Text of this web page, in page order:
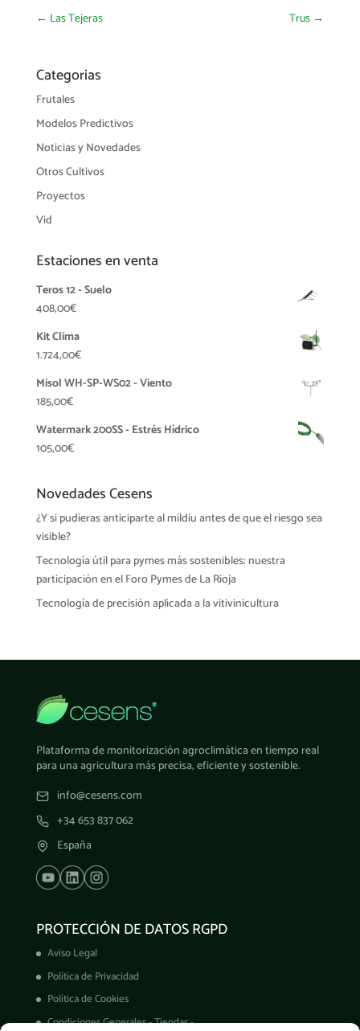
← Las Tejeras Trus →
Categorias
Frutales
Modelos Predictivos
Noticias y Novedades
Otros Cultivos
Proyectos
Vid
Estaciones en venta
Teros 12 - Suelo
408,00€
Kit Clima
1.724,00€
Misol WH-SP-WS02 - Viento
185,00€
Watermark 200SS - Estrés Hídrico
105,00€
Novedades Cesens
¿Y si pudieras anticiparte al mildiu antes de que el riesgo sea
visible?
Tecnología útil para pymes más sostenibles: nuestra
participación en el Foro Pymes de La Rioja
Tecnología de precisión aplicada a la vitivinicultura
Plataforma de monitorización agroclimática en tiempo real
para una agricultura más precisa, eficiente y sostenible.
info@cesens.com
+34 653 837 062
España
PROTECCIÓN DE DATOS RGPD
Aviso Legal
Política de Privacidad
Política de Cookies
Condiciones Generales - Tiendas -